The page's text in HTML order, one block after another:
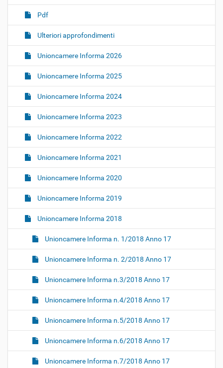
g
i
n
Pdf
Ulteriori approfondimenti
Unioncamere Informa 2026
Unioncamere Informa 2025
Unioncamere Informa 2024
Unioncamere Informa 2023
Unioncamere Informa 2022
Unioncamere Informa 2021
Unioncamere Informa 2020
Unioncamere Informa 2019
Unioncamere Informa 2018
Unioncamere Informa n. 1/2018 Anno 17
Unioncamere Informa n. 2/2018 Anno 17
Unioncamere Informa n.3/2018 Anno 17
Unioncamere Informa n.4/2018 Anno 17
Unioncamere Informa n.5/2018 Anno 17
Unioncamere Informa n.6/2018 Anno 17
Unioncamere Informa n.7/2018 Anno 17